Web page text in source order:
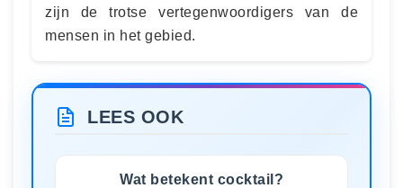
zijn de trotse vertegenwoordigers van de
mensen in het gebied.
LEES OOK
Wat betekent cocktail?